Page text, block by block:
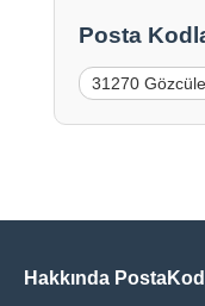
Posta
31270
Hakkında